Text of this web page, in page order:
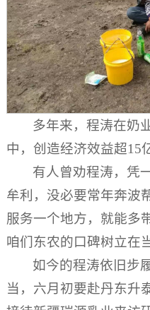
多年来，程涛在奶
中，创造经济效益超15
有人曾劝程涛，凭
牟利，没必要常年奔波
服务一个地方，就能多
咱们东农的口碑树立在
如今的程涛依旧步
当，六月初要赴丹东升